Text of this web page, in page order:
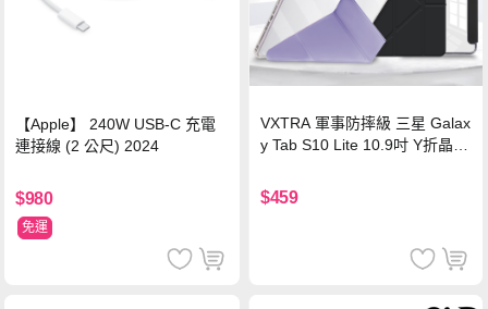
【Apple】 240W USB-C 充電
連接線 (2 公尺) 2024
$980
免運
VXTRA 軍事防摔級 三星 Galax
y Tab S10 Lite 10.9吋 Y折晶透
$459